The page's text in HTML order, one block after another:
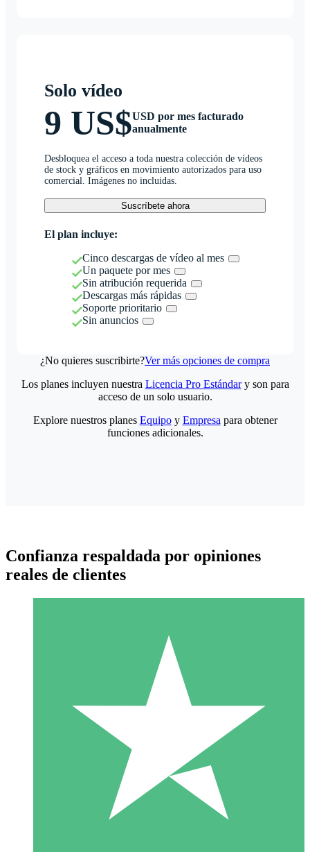
Solo vídeo
9 US$USD por mes facturado
anualmente
Desbloquea el acceso a toda nuestra colección de vídeos
de stock y gráficos en movimiento autorizados para uso
comercial. Imágenes no incluidas.
Suscríbete ahora
El plan incluye:
Cinco descargas de vídeo al mes
Un paquete por mes
Sin atribución requerida
Descargas más rápidas
Soporte prioritario
Sin anuncios
¿No quieres suscribirte?Ver más opciones de compra
Paquetes de Créditos Individuales
Paga según el uso con créditos de descarga. Sin compromiso
10 00
Los planes incluyen nuestra Licencia Pro Estándary son para
acceso de un solo usuario.
Explore nuestros planes Equipoy Empresa para obtener
funciones adicionales.
Confianza respaldada por opiniones
reales de clientes